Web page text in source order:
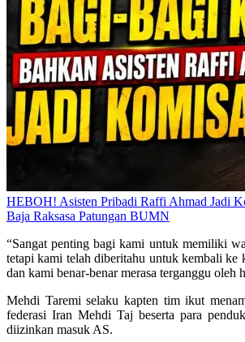
HEBOH! Asisten Pribadi Raffi Ahmad Jadi
Baja Raksasa Patungan BUMN
“Sangat penting bagi kami untuk memiliki
tetapi kami telah diberitahu untuk kembali ke
dan kami benar-benar merasa terganggu oleh
Mehdi Taremi selaku kapten tim ikut
federasi Iran Mehdi Taj beserta para
diizinkan masuk AS.